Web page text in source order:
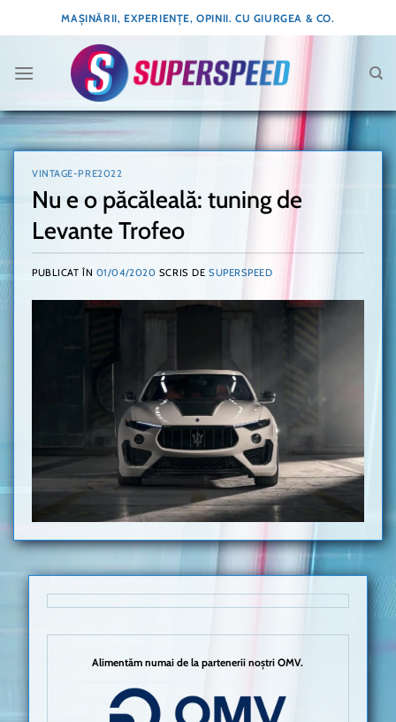
to
MAȘINĂRII, EXPERIENȚE, OPINII. CU GIURGEA & CO.
VINTAGE-PRE2022
Nu e o păcăleală: tuning de
Levante Trofeo
PUBLICAT ÎN 01/04/2020 SCRIS DE SUPERSPEED
Alimentăm numai de la partenerii noștri OMV.